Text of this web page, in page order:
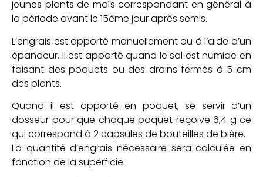
jeunes plants de maïs correspondant en général à
la période avant le 15ème jour après semis.
L’engrais est apporté manuellement ou à l’aide d’un
épandeur. Il est apporté quand le sol est humide en
faisant des poquets ou des drains fermés à 5 cm
des plants.
Quand il est apporté en poquet, se servir d’un
dosseur pour que chaque poquet reçoive 6,4 g ce
qui correspond à 2 capsules de bouteilles de bière.
La quantité d’engrais nécessaire sera calculée en
fonction de la superficie.